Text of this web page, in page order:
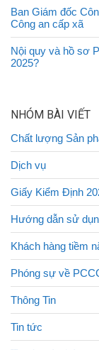
Ban Giám đốc
Công an cấp xã
Nội quy và hồ sơ
2025?
NHÓM BÀI VIẾT
Chất lượng Sản
Dịch vụ
Giấy Kiểm Định
Hướng dẫn sử
Khách hàng tiềm
Phóng sự về
Thông Tin
Tin tức